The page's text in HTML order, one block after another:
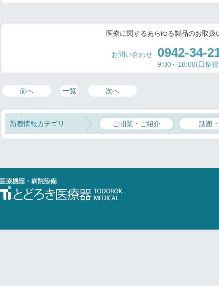
医療に関するあらゆる製品のお取
お問い合わせ 0942-34-
9:00～18:00(日祭
前へ 一覧 次へ
新着情報カテゴリ ご開業・ご紹介 話題